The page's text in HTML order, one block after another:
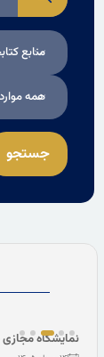
منابع
همه موارد
جستجو
انتشار